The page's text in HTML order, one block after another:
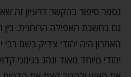
נספר סיפור בהקשר לרעיון זה
גם בחשכת האפילה הרוחנית: בין
האחרון היה יהודי צדיק בשם רבי
יהודי מיוחד מאוד ונהג בגינוני